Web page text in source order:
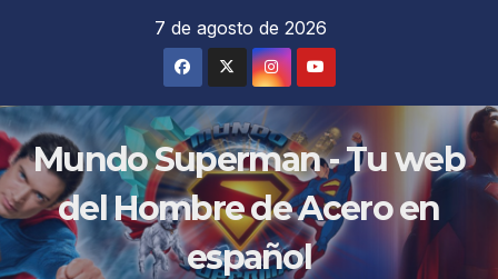
7 de agosto de 2026
Mundo Superman - Tu web
del Hombre de Acero en
español